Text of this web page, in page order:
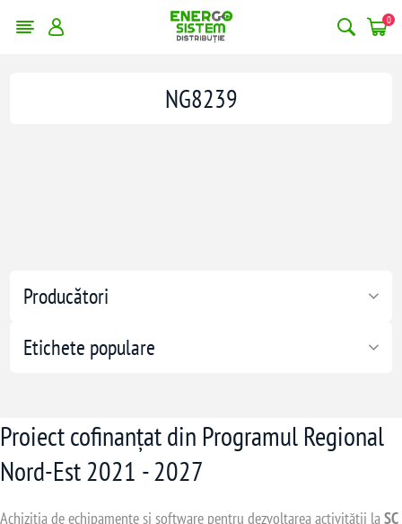
0
Producători
Etichete populare
NG8239
Proiect cofinanțat din Programul Regional
Nord-Est 2021 - 2027
Achiziția de echipamente și software pentru dezvoltarea activității laSC